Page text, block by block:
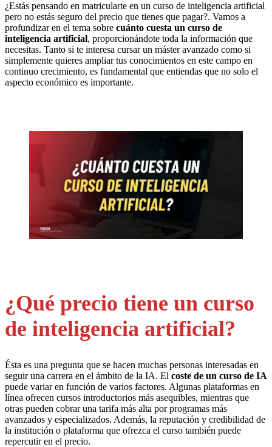
¿Estás pensando en matricularte en un curso de inteligencia artificial
pero no estás seguro del precio que tienes que pagar?. Vamos a
profundizar en el tema sobre cuánto cuesta un curso de
inteligencia artificial, proporcionándote toda la información que
necesitas. Tanto si te interesa cursar un máster avanzado como si
simplemente quieres ampliar tus conocimientos en este campo en
continuo crecimiento, es fundamental que entiendas que no solo el
aspecto económico es importante.
¿Qué precio tiene un curso
de inteligencia artificial?
Ésta es una pregunta que se hacen muchas personas interesadas en
seguir una carrera en el ámbito de la IA. El coste de un curso de IA
puede variar en función de varios factores. Algunas plataformas en
línea ofrecen cursos introductorios más asequibles, mientras que
otras pueden cobrar una tarifa más alta por programas más
avanzados y especializados. Además, la reputación y credibilidad de
la institución o plataforma que ofrezca el curso también puede
repercutir en el precio.